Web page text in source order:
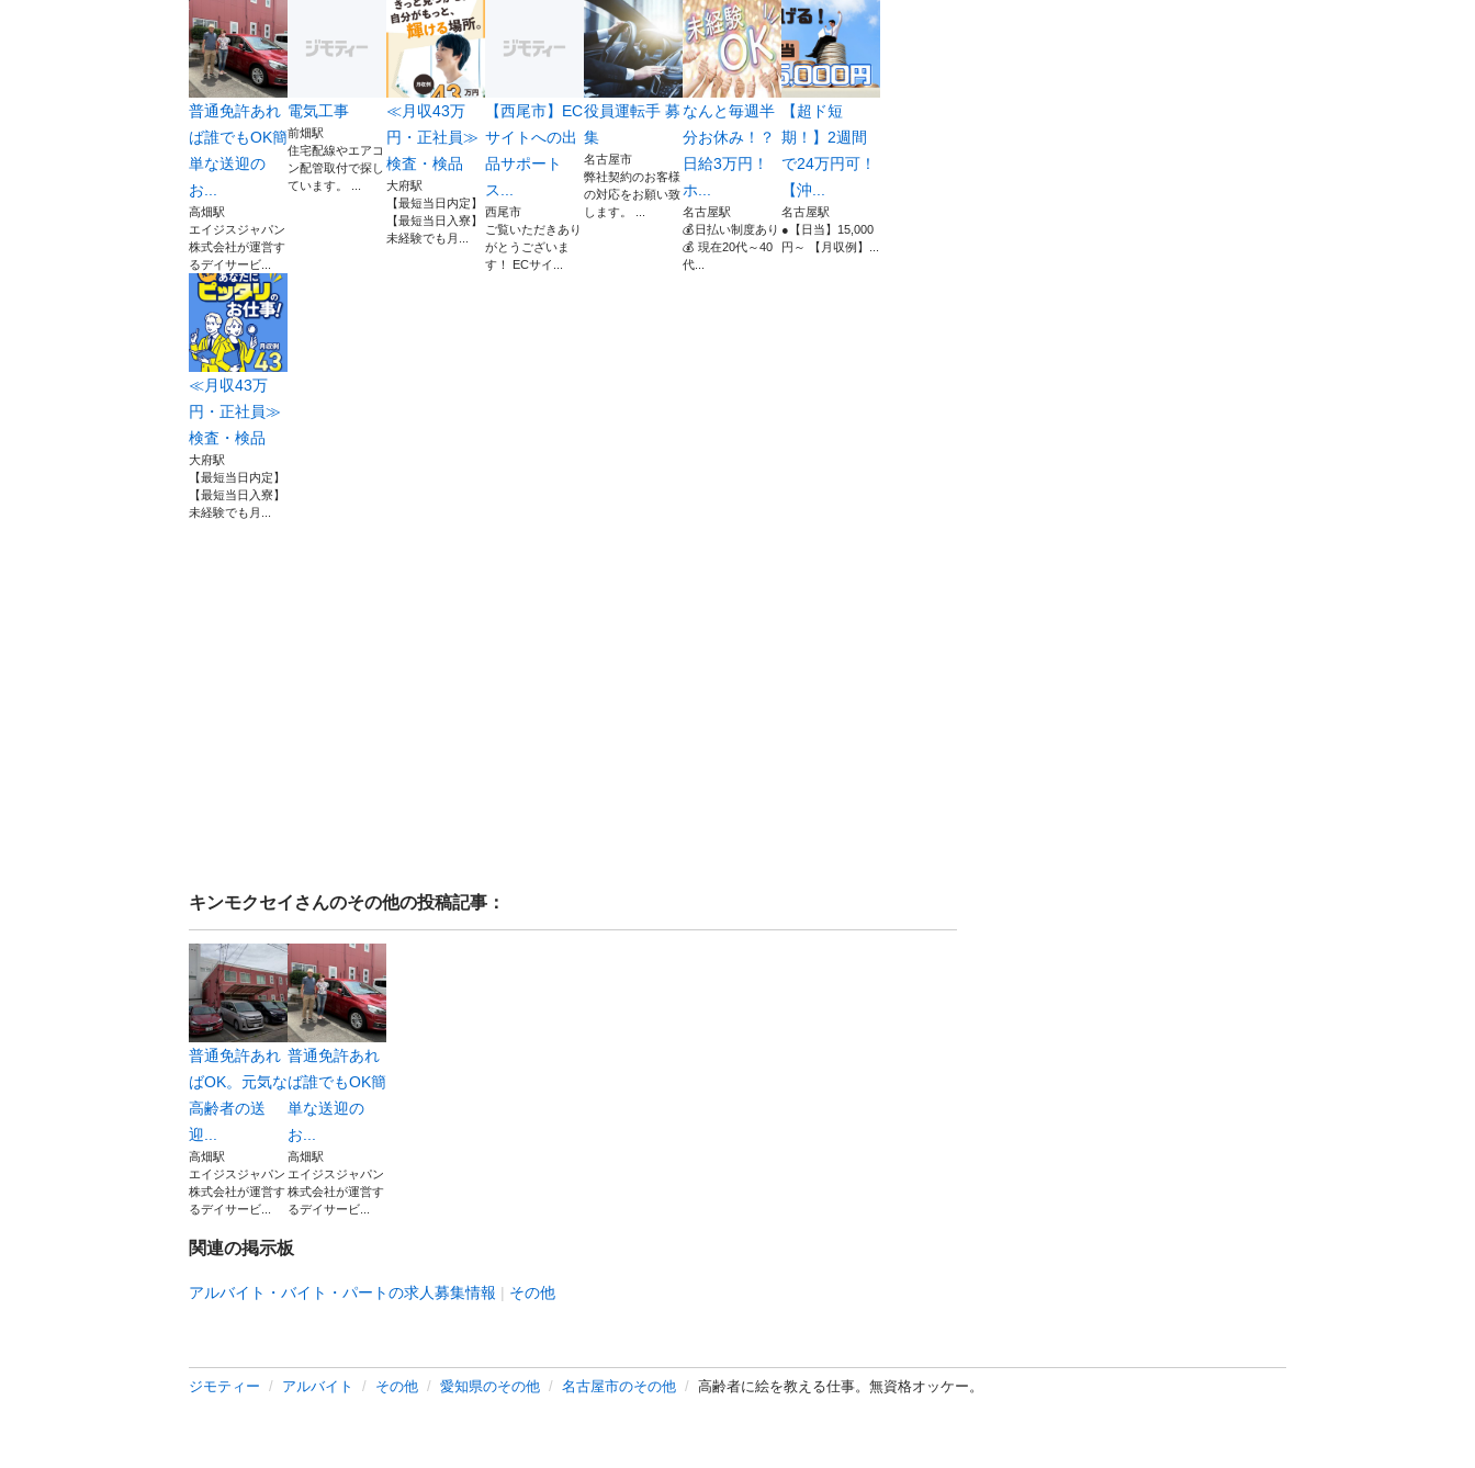
普通免許あれ
ば誰でもOK簡
単な送迎の
お...
高畑駅
エイジスジャパン
株式会社が運営す
るデイサービ...
電気工事
前畑駅
住宅配線やエアコ
ン配管取付で探し
ています。 ...
≪月収43万
円・正社員≫
検査・検品
大府駅
【最短当日内定】
【最短当日入寮】
未経験でも月...
【西尾市】EC
サイトへの出
品サポート
ス...
西尾市
ご覧いただきあり
がとうございま
す！ ECサイ...
役員運転手 募
集
名古屋市
弊社契約のお客様
の対応をお願い致
します。 ...
なんと毎週半
分お休み！？
日給3万円！
ホ...
名古屋駅
💰日払い制度あり
💰 現在20代～40
代...
【超ド短
期！】2週間
で24万円可！
【沖...
名古屋駅
●【日当】15,000
円～ 【月収例】...
≪月収43万
円・正社員≫
検査・検品
大府駅
【最短当日内定】
【最短当日入寮】
未経験でも月...
キンモクセイ さんのその他の投稿記事：
普通免許あれ
ばOK。元気な
高齢者の送
迎...
高畑駅
エイジスジャパン
株式会社が運営す
るデイサービ...
普通免許あれ
ば誰でもOK簡
単な送迎の
お...
高畑駅
エイジスジャパン
株式会社が運営す
るデイサービ...
関連の掲示板
アルバイト・バイト・パートの求人募集情報 その他
ジモティー アルバイト その他 愛知県のその他 名古屋市のその他 高齢者に絵を教える仕事。無資格オッケー。